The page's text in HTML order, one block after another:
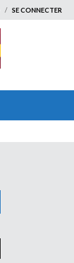
SE CONNECTER